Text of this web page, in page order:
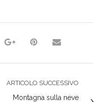
ARTICOLO SUCCESSIVO
Montagna sulla neve